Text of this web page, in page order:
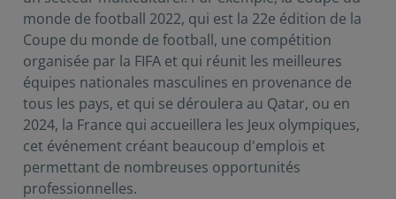
monde de football 2022, qui est la 22e édition de la
Coupe du monde de football, une compétition
organisée par la FIFA et qui réunit les meilleures
équipes nationales masculines en provenance de
tous les pays, et qui se déroulera au Qatar, ou en
2024, la France qui accueillera les Jeux olympiques,
cet événement créant beaucoup d'emplois et
permettant de nombreuses opportunités
professionnelles.